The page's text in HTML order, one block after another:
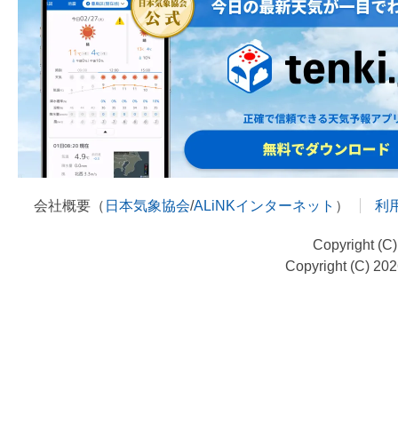
会社概要（ 日本気象協会/ALiNKインターネット ） 利
Copyright
Copyright (C)